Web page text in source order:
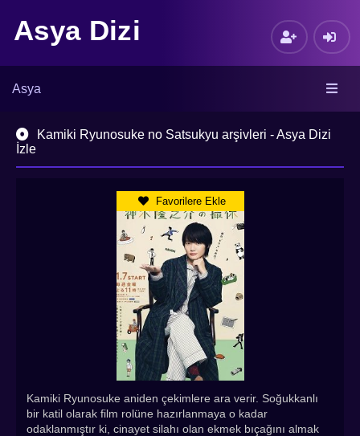
Asya Dizi
Asya
Kamiki Ryunosuke no Satsukyu arşivleri - Asya Dizi
İzle
Favorilere Ekle
Kamiki Ryunosuke aniden çekimlere ara verir. Soğukkanlı
bir katil olarak film rolüne hazırlanmaya o kadar
odaklanmıştır ki, cinayet silahı olan ekmek bıçağını almak